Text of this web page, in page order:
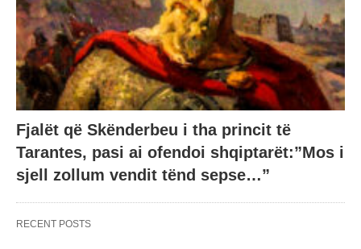
Fjalët që Skënderbeu i tha princit të
Tarantes, pasi ai ofendoi shqiptarët:”Mos i
sjell zollum vendit tënd sepse…”
RECENT POSTS